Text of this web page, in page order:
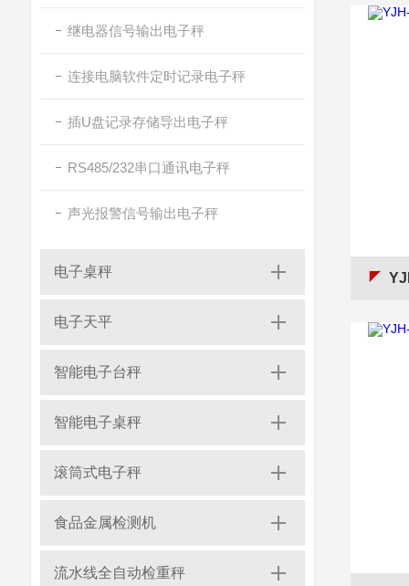
继电器信号输出电子秤
连接电脑软件定时记录电子秤
插U盘记录存储导出电子秤
RS485/232串口通讯电子秤
声光报警信号输出电子秤
电子桌秤
电子天平
智能电子台秤
智能电子桌秤
滚筒式电子秤
食品金属检测机
流水线全自动检重秤